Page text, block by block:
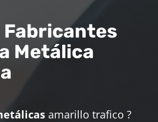
Fabricantes
Metálica
amarillo trafico ?